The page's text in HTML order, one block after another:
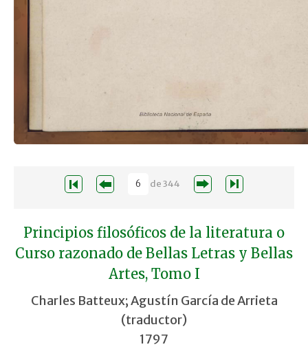
de344
Principios filosóficos de la literatura o
Curso razonado de Bellas Letras y Bellas
Artes, Tomo I
Charles Batteux; Agustín García de Arrieta
(traductor)
1797